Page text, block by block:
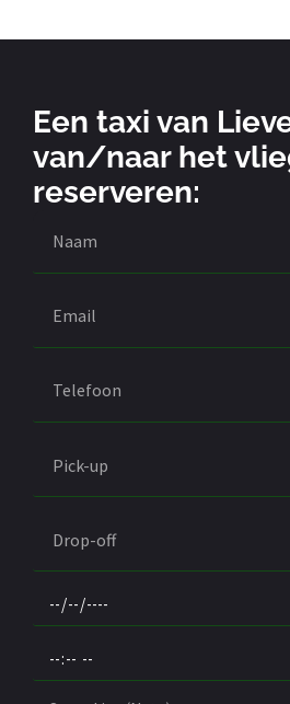
Een taxi van
van/naar het
reserveren: